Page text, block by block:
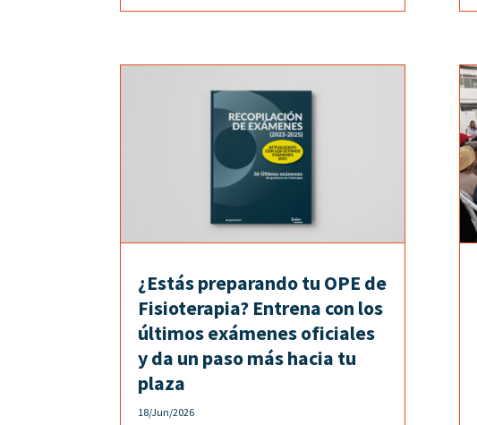
¿Estás preparando tu OPE de
Fisioterapia? Entrena con los
últimos exámenes oficiales
y da un paso más hacia tu
plaza
18/Jun/2026